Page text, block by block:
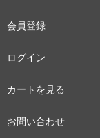
会員登録
ログイン
カートを見る
お問い合わせ